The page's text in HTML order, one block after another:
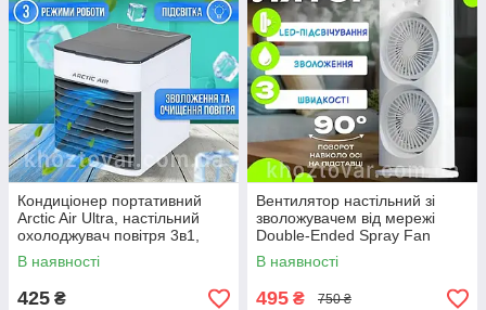
Кондиціонер портативний
Arctic Air Ultra, настільний
охолоджувач повітря 3в1,
вентиляція та зволоження
В наявності
425 ₴
Вентилятор настільний зі
зволожувачем від мережі
Double-Ended Spray Fan
В наявності
495 ₴ 750 ₴